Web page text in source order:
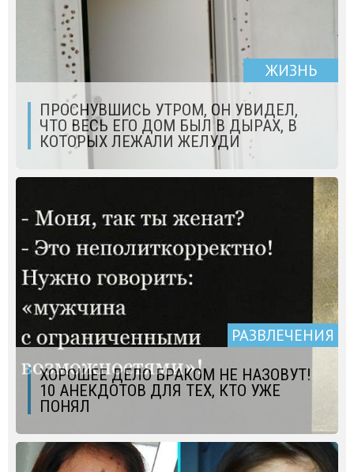
ЖИЗНЬ
ПРОСНУВШИСЬ УТРОМ, ОН УВИДЕЛ,
ЧТО ВЕСЬ ЕГО ДОМ БЫЛ В ДЫРАХ, В
КОТОРЫХ ЛЕЖАЛИ ЖЕЛУДИ
РАЗВЛЕЧЕНИЯ
ХОРОШЕЕ ДЕЛО БРАКОМ НЕ НАЗОВУТ!
10 АНЕКДОТОВ ДЛЯ ТЕХ, КТО УЖЕ
ПОНЯЛ